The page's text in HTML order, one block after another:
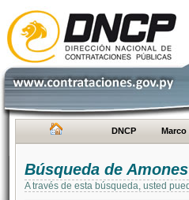
DNCP Marco
Búsqueda de
A través de esta búsqueda, usted